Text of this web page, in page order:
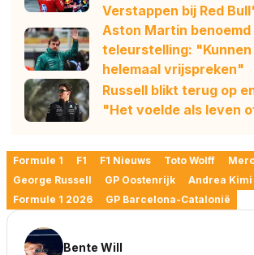
Verstappen bij Red
Aston Martin
teleurstelling:
helemaal vrijspreken"
Russell blikt terug op
"Het voelde als leven
Formule 1 F1 F1 Nieuws Toto Wolff
George Russell
GP Oostenrijk
Andrea
Formule 1 2026
GP Barcelona-Catalonië
Bente Will